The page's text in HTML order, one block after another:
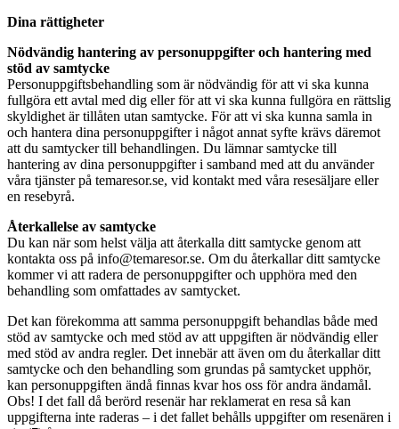
Dina rättigheter
Nödvändig hantering av personuppgifter och hantering med
stöd av samtycke
Personuppgiftsbehandling som är nödvändig för att vi ska kunna
fullgöra ett avtal med dig eller för att vi ska kunna fullgöra en rättslig
skyldighet är tillåten utan samtycke. För att vi ska kunna samla in
och hantera dina personuppgifter i något annat syfte krävs däremot
att du samtycker till behandlingen. Du lämnar samtycke till
hantering av dina personuppgifter i samband med att du använder
våra tjänster på temaresor.se, vid kontakt med våra resesäljare eller
en resebyrå.
Återkallelse av samtycke
Du kan när som helst välja att återkalla ditt samtycke genom att
kontakta oss på info@temaresor.se. Om du återkallar ditt samtycke
kommer vi att radera de personuppgifter och upphöra med den
behandling som omfattades av samtycket.
Det kan förekomma att samma personuppgift behandlas både med
stöd av samtycke och med stöd av att uppgiften är nödvändig eller
med stöd av andra regler. Det innebär att även om du återkallar ditt
samtycke och den behandling som grundas på samtycket upphör,
kan personuppgiften ändå finnas kvar hos oss för andra ändamål.
Obs! I det fall då berörd resenär har reklamerat en resa så kan
uppgifterna inte raderas – i det fallet behålls uppgifter om resenären i